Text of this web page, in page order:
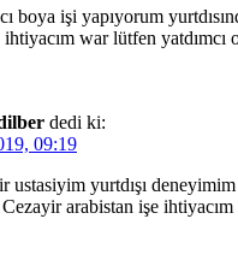
boya işi yapıyorum
war lütfen yatdımcı
dedi ki:
09:19
ustasiyim yurtdışı deneyimim
arabistan işe